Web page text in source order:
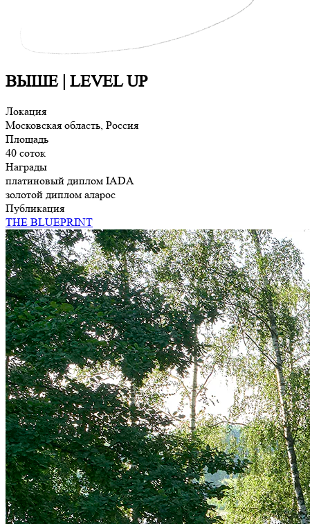
ВЫШЕ | LEVEL UP
Локация
Московская область, Россия
Площадь
40 соток
Награды
платиновый диплом IADA
золотой диплом аларос
Публикация
THE BLUEPRINT